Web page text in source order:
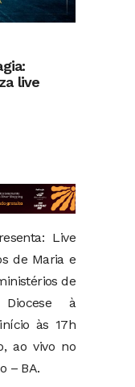
live
Live
de Maria e
de
à
às 17h
ao vivo no
– BA.